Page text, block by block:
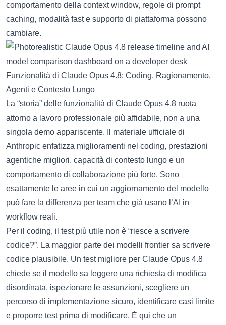
comportamento della context window, regole di prompt
caching, modalità fast e supporto di piattaforma possono
cambiare.
Funzionalità di Claude Opus 4.8: Coding, Ragionamento,
Agenti e Contesto Lungo
La “storia” delle funzionalità di Claude Opus 4.8 ruota
attorno a lavoro professionale più affidabile, non a una
singola demo appariscente. Il materiale ufficiale di
Anthropic enfatizza miglioramenti nel coding, prestazioni
agentiche migliori, capacità di contesto lungo e un
comportamento di collaborazione più forte. Sono
esattamente le aree in cui un aggiornamento del modello
può fare la differenza per team che già usano l’AI in
workflow reali.
Per il coding, il test più utile non è “riesce a scrivere
codice?”. La maggior parte dei modelli frontier sa scrivere
codice plausibile. Un test migliore per Claude Opus 4.8
chiede se il modello sa leggere una richiesta di modifica
disordinata, ispezionare le assunzioni, scegliere un
percorso di implementazione sicuro, identificare casi limite
e proporre test prima di modificare. È qui che un